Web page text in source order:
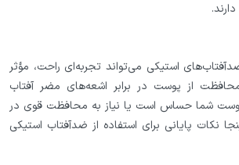
استیکی می‌تواند تجربه‌ای راحت، مؤثر
از پوست در برابر اشعه‌های مضر آفتاب
شما حساس است یا نیاز به محافظت قوی در
نکات پایانی برای استفاده از ضدآفتاب استیکی